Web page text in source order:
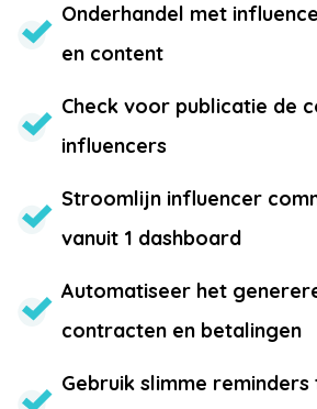
Onderhandel met
en content
Check voor publicatie de
influencers
Stroomlijn influencer
vanuit 1 dashboard
Automatiseer het
contracten en betalingen
Gebruik slimme reminders